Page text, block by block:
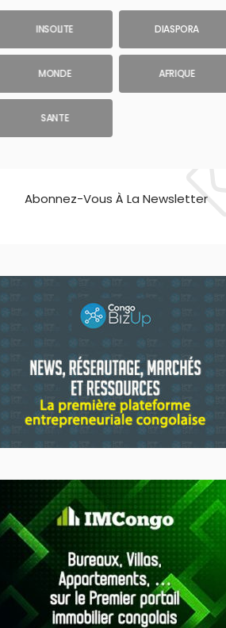
INSOLITE DIASPORA
MONDE AFRIQUE
SANTE
Abonnez-Vous À La Newsletter